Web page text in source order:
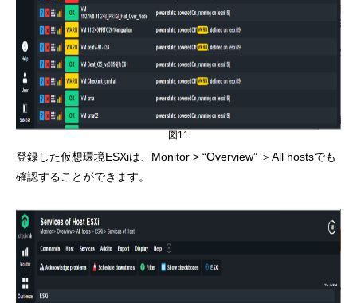
図11
登録した仮想環境ESXiは、Monitor > “Overview” ＞All hostsでも
確認することができます。